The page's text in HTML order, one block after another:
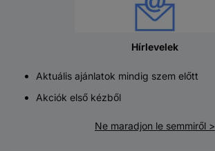
Hírlevelek
Aktuális ajánlatok mindig szem előtt
Akciók első kézből
Ne maradjon le semmiről >